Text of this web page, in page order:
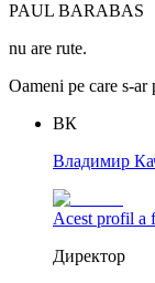
PAUL BARABAS
nu are rute.
Oameni pe care s-ar
ВК
Владимир
Acest profil a
Директор